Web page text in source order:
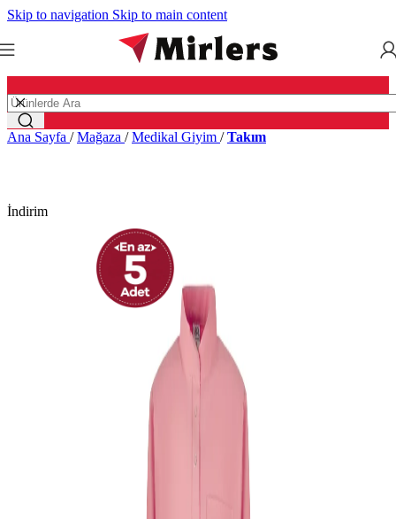
Skip to navigation Skip to main content
Ana Sayfa / Mağaza / Medikal Giyim / Takım
İndirim